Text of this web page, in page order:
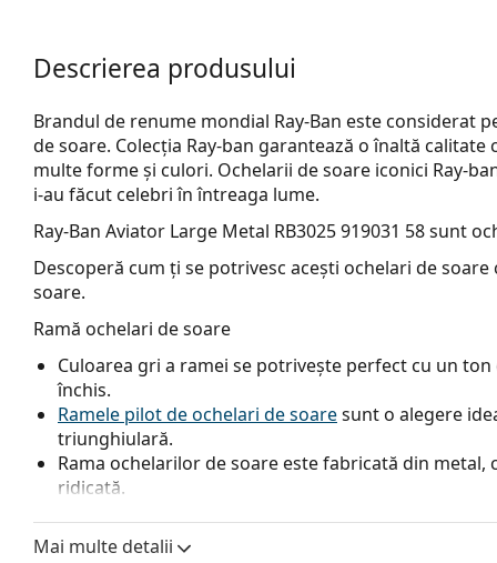
Descrierea produsului
Brandul de renume mondial Ray-Ban este considerat
de soare. Colecția Ray-ban garantează o înaltă
multe forme și culori. Ochelarii de soare iconici Ray-
i-au făcut celebri în întreaga lume.
Ray-Ban Aviator Large Metal RB3025 919031 58sunt
Descoperă cum ți se potrivesc acești ochelari de
soare.
Ramă ochelari de soare
Culoarea gri a ramei se potrivește perfect cu un
închis.
Ramele pilot de ochelari de soaresunt o alegere
triunghiulară.
Rama ochelarilor de soare este fabricată din
ridicată.
un confort sporit. Reglarea plăcuțelor pentru nas
Mai multe detalii